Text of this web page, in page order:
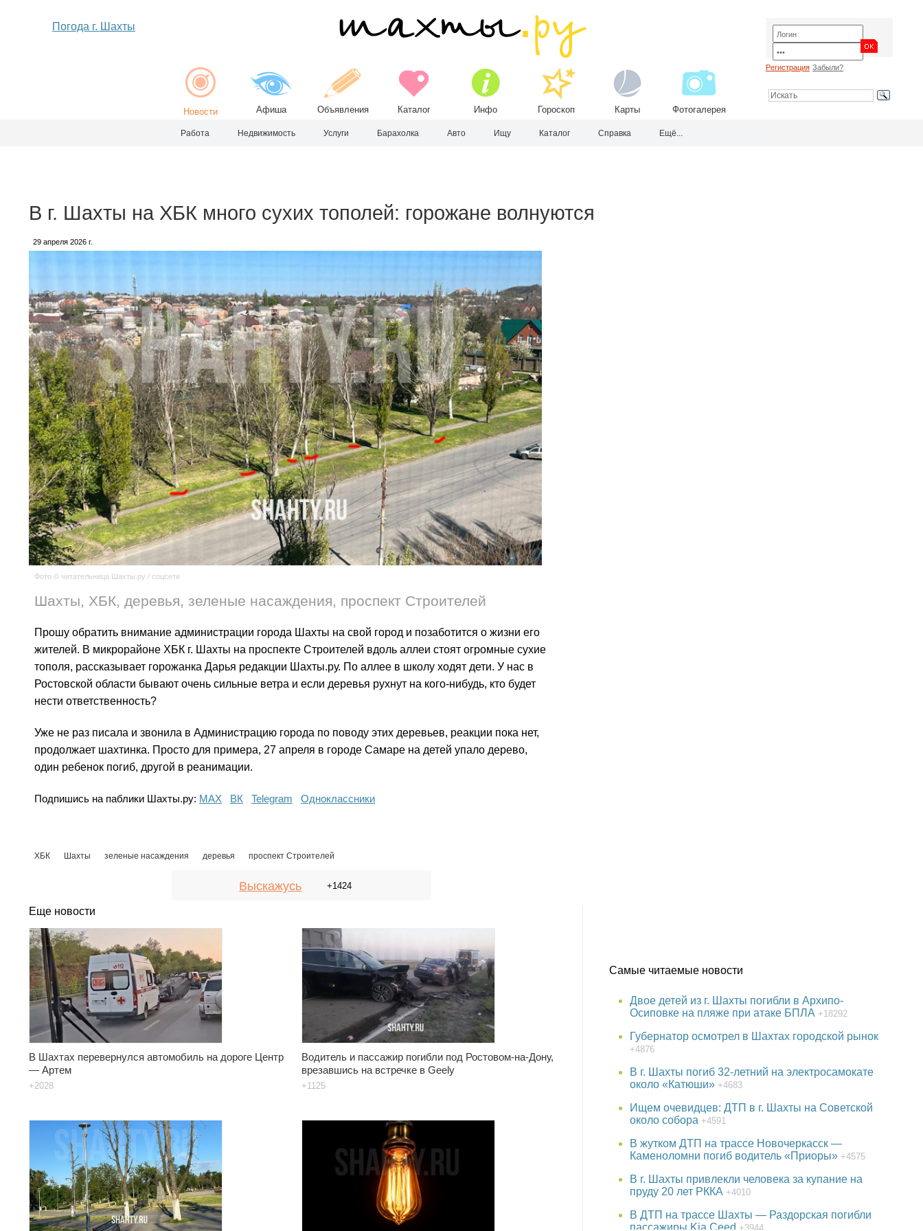
Погода г. Шахты
Новости Афиша Объявления Каталог Инфо Гороскоп Карты Фотогалерея
Регистрация Забыли?
Работа Недвижимость Услуги Барахолка Авто Ищу Каталог Справка Ещё...
В г. Шахты на ХБК много сухих тополей: горожане волнуются
29 апреля 2026 г.
Фото © читательница Шахты.ру / соцсети
Шахты, ХБК, деревья, зеленые насаждения, проспект Строителей
Прошу обратить внимание администрации города Шахты на свой город и позаботится о жизни его
жителей. В микрорайоне ХБК г. Шахты на проспекте Строителей вдоль аллеи стоят огромные сухие
тополя, рассказывает горожанка Дарья редакции Шахты.ру. По аллее в школу ходят дети. У нас в
Ростовской области бывают очень сильные ветра и если деревья рухнут на кого-нибудь, кто будет
нести ответственность?
Уже не раз писала и звонила в Администрацию города по поводу этих деревьев, реакции пока нет,
продолжает шахтинка. Просто для примера, 27 апреля в городе Самаре на детей упало дерево,
один ребенок погиб, другой в реанимации.
Подпишись на паблики Шахты.ру: МАХ ВК Telegram Одноклассники
ХБК Шахты зеленые насаждения деревья проспект Строителей
Выскажусь +1424
Еще новости
В Шахтах перевернулся автомобиль на дороге Центр
— Артем
+2028
Водитель и пассажир погибли под Ростовом-на-Дону,
врезавшись на встречке в Geely
+1125
Самые читаемые новости
Двое детей из г. Шахты погибли в Архипо-
Осиповке на пляже при атаке БПЛА +18292
Губернатор осмотрел в Шахтах городской рынок
+4876
В г. Шахты погиб 32-летний на электросамокате
около «Катюши» +4683
Ищем очевидцев: ДТП в г. Шахты на Советской
около собора +4591
В жутком ДТП на трассе Новочеркасск —
Каменоломни погиб водитель «Приоры» +4575
В г. Шахты привлекли человека за купание на
пруду 20 лет РККА +4010
В ДТП на трассе Шахты — Раздорская погибли
пассажиры Kia Ceed +3944